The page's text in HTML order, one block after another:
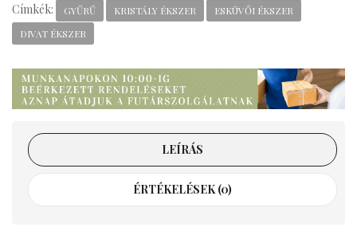
Címkék: GYŰRŰ KRISTÁLY ÉKSZER
ESKÜVŐI ÉKSZER
DIVAT ÉKSZER
LEÍRÁS
ÉRTÉKELÉSEK (0)